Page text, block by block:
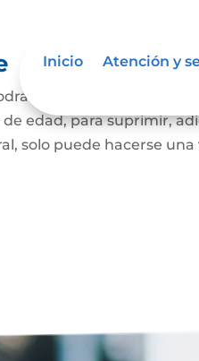
Inicio Atención y
hacer la persona
edad, para suprimir,
solo puede hacerse